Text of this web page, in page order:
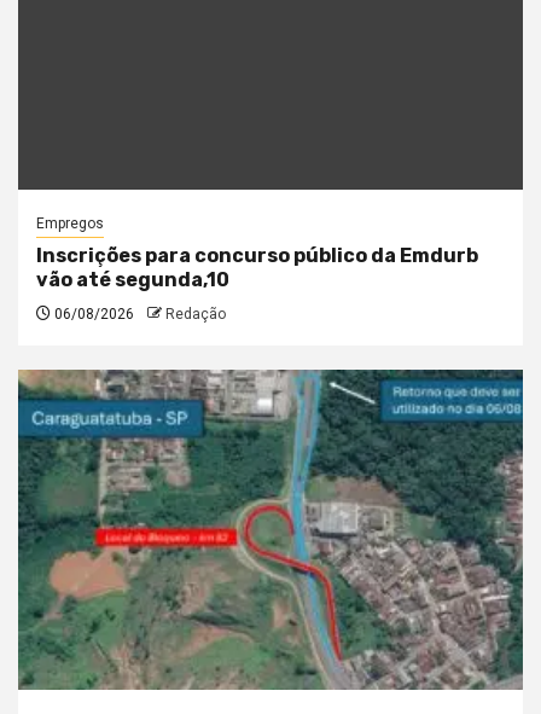
Empregos
Inscrições para concurso público da Emdurb
vão até segunda,10
06/08/2026 Redação